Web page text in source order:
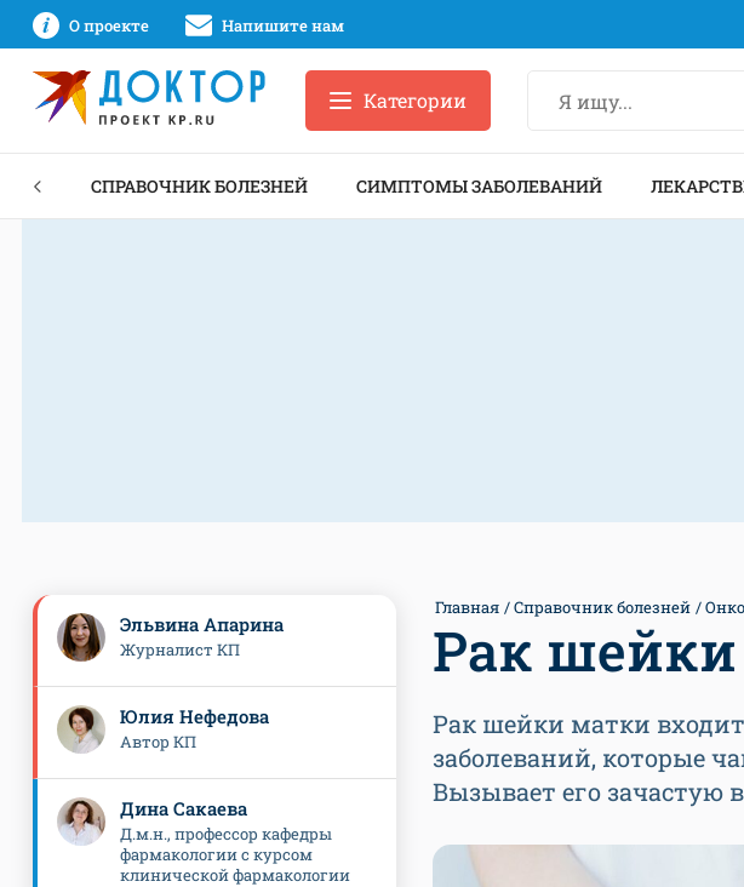
О проекте Напишите нам
Категории
СПРАВОЧНИК БОЛЕЗНЕЙ СИМПТОМЫ ЗАБОЛЕВАНИЙ
Главная Справочник болезней
Рак
Рак шейки матки
заболеваний, которые
Вызывает его зачастую
Эльвина Апарина
Журналист КП
Юлия Нефедова
Автор КП
Дина Сакаева
Д.м.н., профессор кафедры
фармакологии с курсом
клинической фармакологии